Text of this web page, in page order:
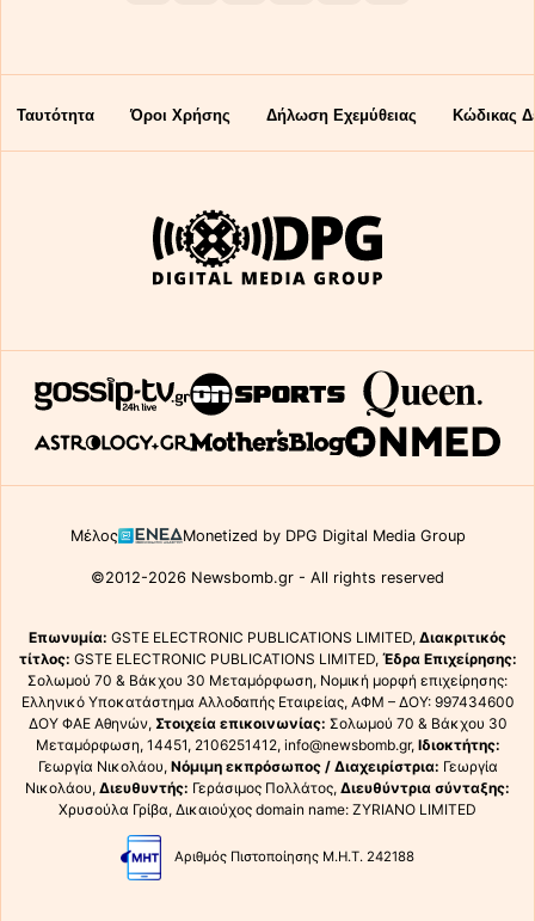
Ταυτότητα Όροι Χρήσης Δήλωση Εχεμύθειας Κώδικας
Μέλος Monetized by DPG Digital Media Group
©2012-2026 Newsbomb.gr - All rights reserved
Επωνυμία: GSTE ELECTRONIC PUBLICATIONS LIMITED, Διακριτικός
τίτλος: GSTE ELECTRONIC PUBLICATIONS LIMITED, Έδρα Επιχείρησης:
Σολωμού 70 & Βάκχου 30 Μεταμόρφωση, Νομική μορφή επιχείρησης:
Ελληνικό Υποκατάστημα Αλλοδαπής Εταιρείας, ΑΦΜ – ΔΟΥ: 997434600
ΔΟΥ ΦΑΕ Αθηνών, Στοιχεία επικοινωνίας: Σολωμού 70 & Βάκχου 30
Μεταμόρφωση, 14451, 2106251412, info@newsbomb.gr, Ιδιοκτήτης:
Γεωργία Νικολάου, Νόμιμη εκπρόσωπος / Διαχειρίστρια: Γεωργία
Νικολάου, Διευθυντής: Γεράσιμος Πολλάτος, Διευθύντρια σύνταξης:
Χρυσούλα Γρίβα, Δικαιούχος domain name: ZYRIANO LIMITED
Αριθμός Πιστοποίησης Μ.Η.Τ. 242188